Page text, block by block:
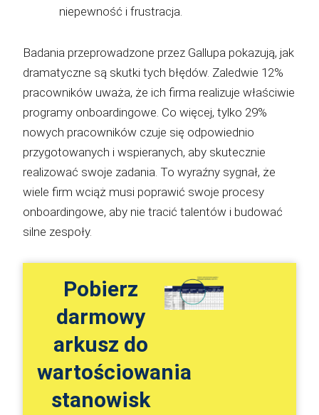
niepewność i frustracja.
Badania przeprowadzone przez Gallupa pokazują, jak
dramatyczne są skutki tych błędów. Zaledwie 12%
pracowników uważa, że ich firma realizuje właściwie
programy onboardingowe. Co więcej, tylko 29%
nowych pracowników czuje się odpowiednio
przygotowanych i wspieranych, aby skutecznie
realizować swoje zadania. To wyraźny sygnał, że
wiele firm wciąż musi poprawić swoje procesy
onboardingowe, aby nie tracić talentów i budować
silne zespoły.
Pobierz
darmowy
arkusz do
wartościowania
stanowisk